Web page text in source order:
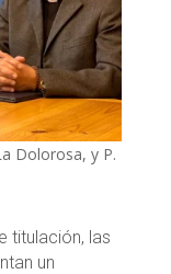
Dolorosa, y P.
titulación, las
un